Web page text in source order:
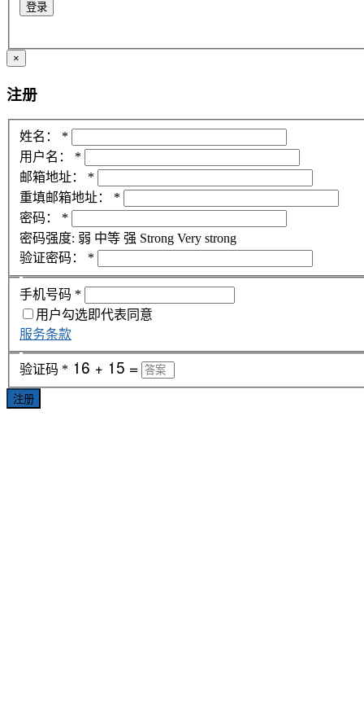
登录
×
注册
姓名：
*
用户名：
*
邮箱地址：
*
重填邮箱地址：
*
密码：
*
密码强度: 弱 中等 强 Strong Very strong
验证密码：
*
手机号码 *
用户勾选即代表同意
服务条款
验证码 *
注册